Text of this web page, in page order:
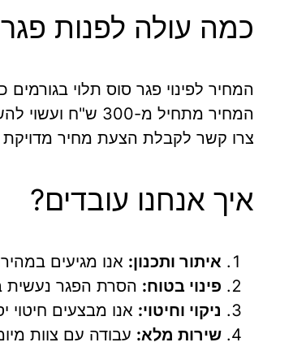
כמה עולה לפנות
המחיר לפינוי פגר סוס תלוי
המחיר מתחיל מ-300 ש"ח ועשוי להשתנות בהתאם למורכבות המקרה עד 1,500 ש"ח.
צרו קשר לקבלת הצעת מחיר
איך אנחנו עובדים?
איתור ותכנון: אנו מגיעים
פינוי בטוח: הסרת הפגר נעשית
ניקוי וחיטוי: אנו מבצעים חיטוי
שירות מלא: עבודה עם צוות